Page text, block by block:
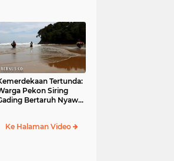
Tertunda:
Pekon Siring
Bertaruh Nyawa
Ke Halaman Video